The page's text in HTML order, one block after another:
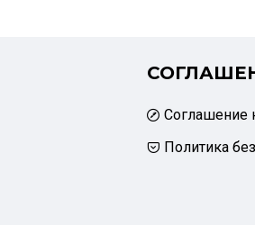
Соглашение
Политика